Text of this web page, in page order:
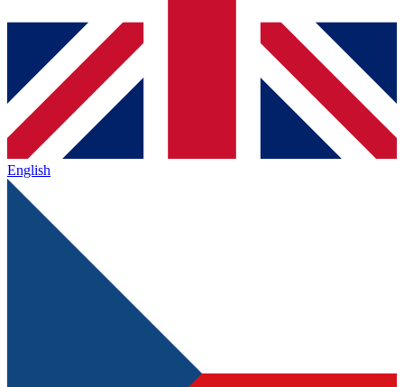
English